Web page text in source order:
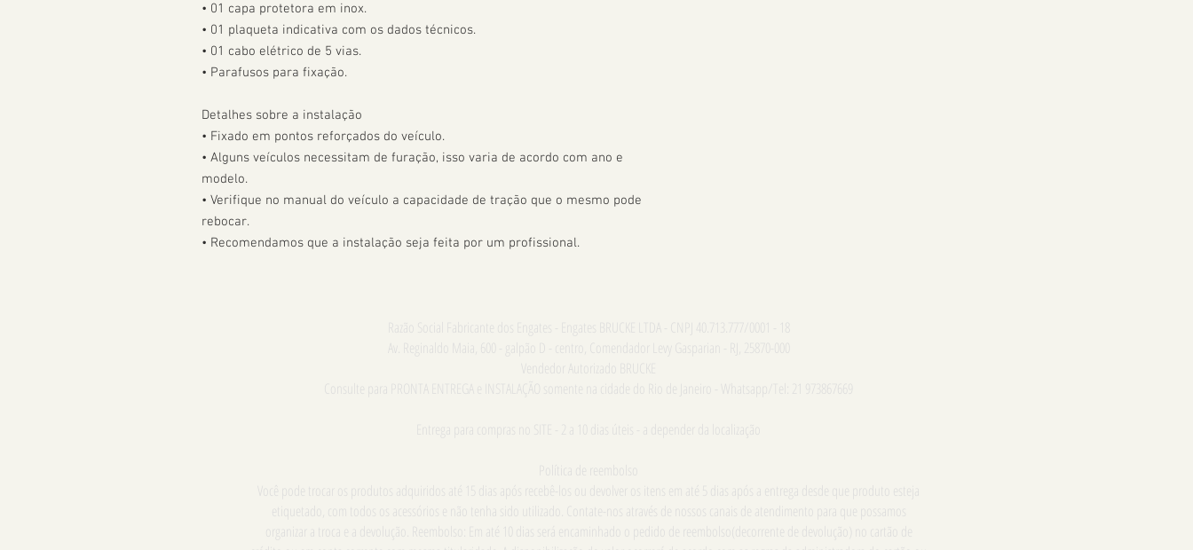
• 01 capa protetora em inox.
• 01 plaqueta indicativa com os dados técnicos.
• 01 cabo elétrico de 5 vias.
• Parafusos para fixação.
Detalhes sobre a instalação
• Fixado em pontos reforçados do veículo.
• Alguns veículos necessitam de furação, isso varia de acordo com ano e
modelo.
• Verifique no manual do veículo a capacidade de tração que o mesmo pode
rebocar.
• Recomendamos que a instalação seja feita por um profissional.
Razão Social Fabricante dos Engates - Engates BRUCKE LTDA - CNPJ 40.713.777/0001 - 18
Av. Reginaldo Maia, 600 - galpão D - centro, Comendador Levy Gasparian - RJ, 25870-000
Vendedor Autorizado BRUCKE
Consulte para PRONTA ENTREGA e INSTALAÇÃO somente na cidade do Rio de Janeiro - Whatsapp/Tel: 21 973867669
Entrega para compras no SITE - 2 a 10 dias úteis - a depender da localização
Política de reembolso
Você pode trocar os produtos adquiridos até 15 dias após recebê-los ou devolver os itens em até 5 dias após a entrega desde que produto esteja
etiquetado, com todos os acessórios e não tenha sido utilizado. Contate-nos através de nossos canais de atendimento para que possamos
organizar a troca e a devolução. Reembolso: Em até 10 dias será encaminhado o pedido de reembolso(decorrente de devolução) no cartão de